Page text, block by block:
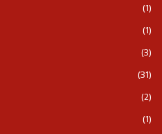
(1)
(1)
(3)
(31)
(2)
(1)